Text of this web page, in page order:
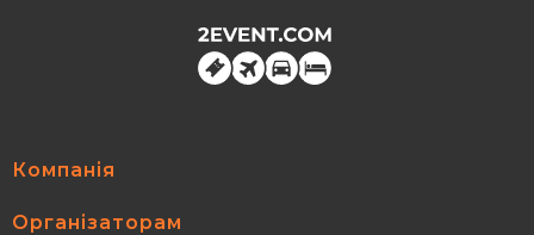
Компанія
Організаторам